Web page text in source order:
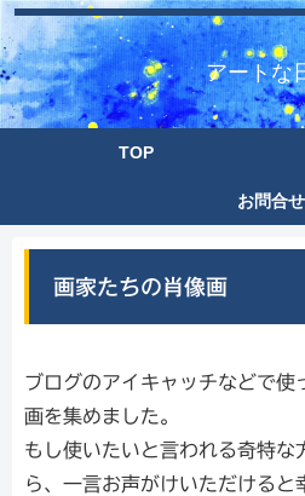
アートな
TOP
お問合せ
画家たちの肖像画
ブログのアイキャッチなどで使
画を集めました。
もし使いたいと言われる奇特な
ら、一言お声がけいただけると